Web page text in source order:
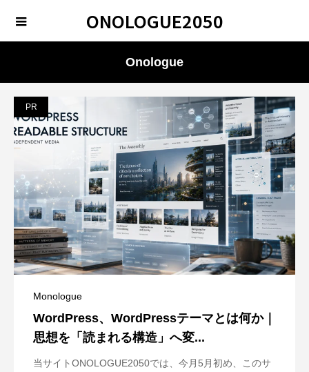
ONOLOGUE2050
Onologue
Monologue
WordPress、WordPressテーマとは何か｜
思想を「読まれる構造」へ変...
当サイトONOLOGUE2050では、今月5月初め、このサ
PR